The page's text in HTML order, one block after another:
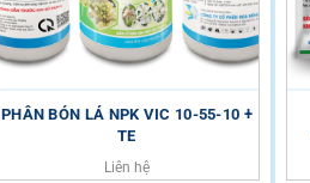
PHÂN BÓN LÁ NPK VIC 10-55-10 +
TE
Liên hệ